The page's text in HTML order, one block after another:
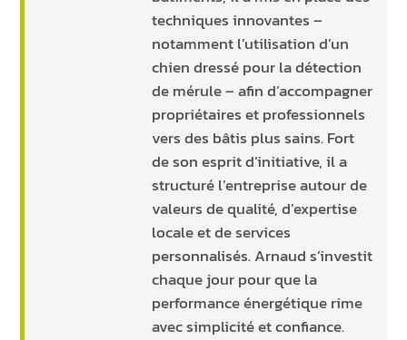
techniques innovantes –
notamment l’utilisation d’un
chien dressé pour la détection
de mérule – afin d’accompagner
propriétaires et professionnels
vers des bâtis plus sains. Fort
de son esprit d’initiative, il a
structuré l’entreprise autour de
valeurs de qualité, d’expertise
locale et de services
personnalisés. Arnaud s’investit
chaque jour pour que la
performance énergétique rime
avec simplicité et confiance.